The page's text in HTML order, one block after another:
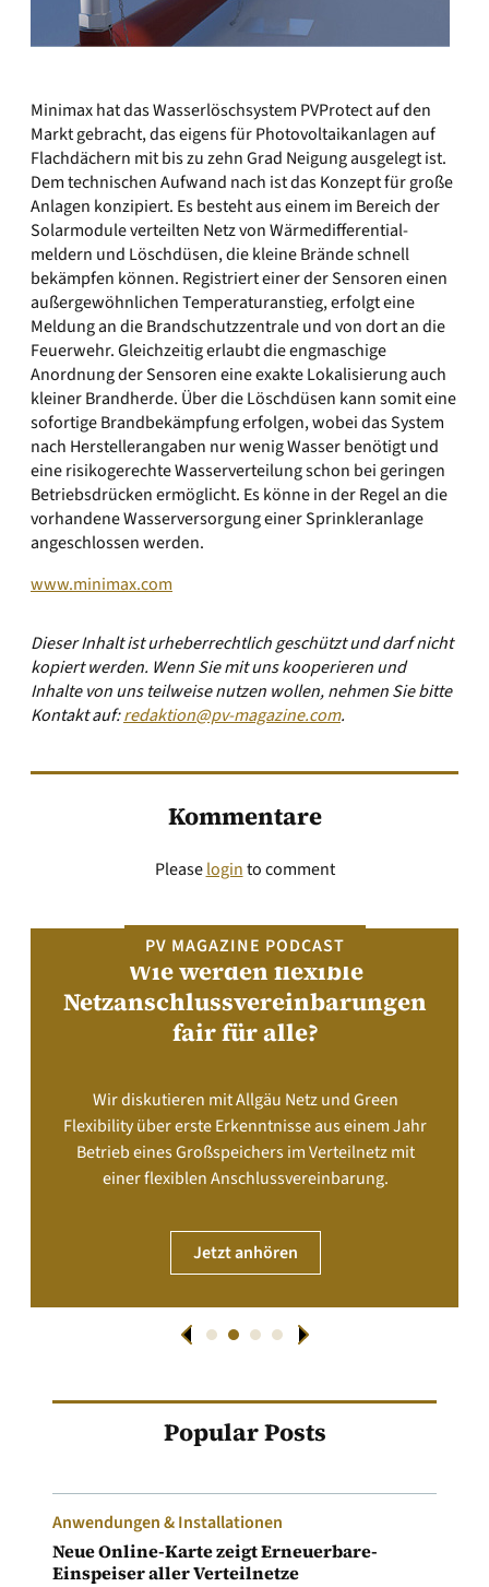
Minimax hat das Wasserlöschsystem PVProtect auf den
Markt gebracht, das eigens für Photovoltaikanlagen auf
Flachdächern mit bis zu zehn Grad Neigung ausgelegt ist.
Dem technischen Aufwand nach ist das Konzept für große
Anlagen konzipiert. Es besteht aus einem im Bereich der
Solarmodule verteilten Netz von Wärmedifferential­
meldern und Löschdüsen, die kleine Brände schnell
bekämpfen können. Registriert einer der Sensoren einen
außergewöhnlichen Temperaturanstieg, erfolgt eine
Meldung an die Brandschutzzentrale und von dort an die
Feuerwehr. Gleichzeitig erlaubt die engmaschige
Anordnung der Sensoren eine exakte Lokalisierung auch
kleiner Brandherde. Über die Löschdüsen kann somit eine
sofortige Brandbekämpfung erfolgen, wobei das System
nach Herstellerangaben nur wenig Wasser benötigt und
eine risiko­gerechte Wasserverteilung schon bei geringen
Betriebsdrücken ermöglicht. Es könne in der Regel an die
vorhandene Wasserversorgung einer Sprinkler­anlage
angeschlossen werden.
www.minimax.com
Dieser Inhalt ist urheberrechtlich geschützt und darf nicht
kopiert werden. Wenn Sie mit uns kooperieren und
Inhalte von uns teilweise nutzen wollen, nehmen Sie bitte
Kontakt auf:redaktion@pv-magazine.com.
Kommentare
Pleaseloginto comment
PV MAGAZINE PODCAST
Wie werden flexible
Netzanschlussvereinbarungen
fair für alle?
Wir diskutieren mit Allgäu Netz und Green
Flexibility über erste Erkenntnisse aus einem Jahr
Betrieb eines Großspeichers im Verteilnetz mit
einer flexiblen Anschlussvereinbarung.
Jetzt anhören
Popular Posts
Anwendungen & Installationen
Neue Online-Karte zeigt Erneuerbare-
Einspeiser aller Verteilnetze